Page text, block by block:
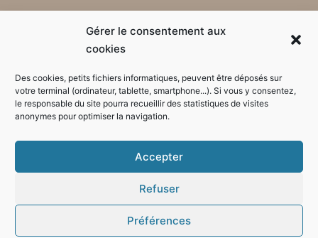
Gérer le consentement aux
cookies
Des cookies, petits fichiers informatiques, peuvent être déposés sur
votre terminal (ordinateur, tablette, smartphone...). Si vous y consentez,
le responsable du site pourra recueillir des statistiques de visites
anonymes pour optimiser la navigation.
Accepter
Refuser
Préférences
Contactez-nous
Horaires d'ouverture de la mairie